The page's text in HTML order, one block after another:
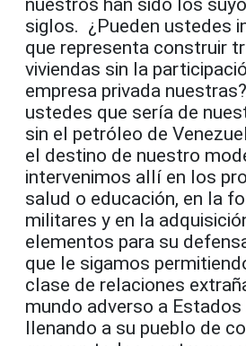
siglos. ¿Pueden ustedes
que representa construir
viviendas sin la
empresa privada
ustedes que sería de
sin el petróleo de
el destino de nuestro
intervenimos allí en los
salud o educación, en la
militares y en la
elementos para su
que le sigamos
clase de relaciones
mundo adverso a Estados
llenando a su pueblo de